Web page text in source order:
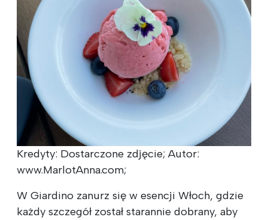
Kredyty: Dostarczone zdjęcie; Autor:
www.MarlotAnna.com;
W Giardino zanurz się w esencji Włoch, gdzie
każdy szczegół został starannie dobrany, aby